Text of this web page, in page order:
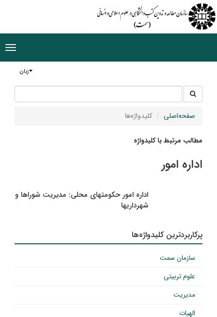
زبان
جستجو
در
سایت
صفحه‌اصلی کلیدواژه‌ها
مطالب مرتبط با کلیدواژه
اداره امور
اداره امور حکومتهای محلی: مدیریت شوراها و
شهرداریها
پرکاربردترین کلیدواژه‌ها
سازمان سمت
علوم تربیتی
مدیریت
الهیات